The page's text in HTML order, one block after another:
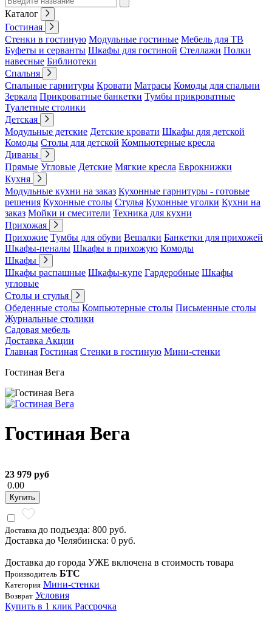
Каталог
Гостиная
Стенки в гостиную Модульные гостиные Мебель для ТВ
Буфеты и серванты Шкафы для гостиной Стеллажи Полки
навесные Библиотеки
Спальня
Спальные гарнитуры Кровати Матрасы Комоды для спальни
Зеркала Прикроватные банкетки Тумбы прикроватные
Туалетные столики
Детская
Модульные детские Детские кровати Шкафы для детской
Комоды Столы для детской Компьютерные кресла
Диваны
Прямые Угловые Детские Мягкие кресла Еврокнижки
Кухня
Модульные кухни на заказ Кухонные гарнитуры - готовые
решения Кухонные столы Стулья Кухонные уголки Кухни на
заказ Мойки и смесители Техника для кухни
Прихожая
Прихожие Тумбы для обуви Вешалки Банкетки для прихожей
Шкафы-пеналы Шкафы в прихожую Комоды
Шкафы
Шкафы распашные Шкафы-купе Гардеробные Шкафы
угловые
Столы и стулья
Обеденные столы Компьютерные столы Письменные столы
Журнальные столики
Садовая мебель
Доставка Акции
Главная Гостиная Стенки в гостиную Мини-стенки
Гостиная Вега
Гостиная Вега
23 979 руб
0.00
Купить
Доставка до подъезда: 800 руб.
Доставка до Челябинска: 0 руб.
Доставка до города УЖЕ включена в стоимость товара
Производитель БТС
Категория Мини-стенки
Возврат Условия
Купить в 1 клик Рассрочка